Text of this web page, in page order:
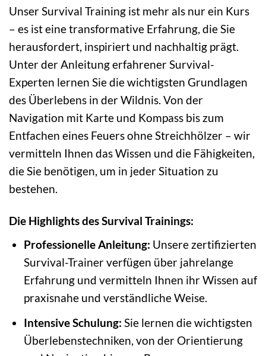
Unser Survival Training ist mehr als nur ein Kurs
– es ist eine transformative Erfahrung, die Sie
herausfordert, inspiriert und nachhaltig prägt.
Unter der Anleitung erfahrener Survival-
Experten lernen Sie die wichtigsten Grundlagen
des Überlebens in der Wildnis. Von der
Navigation mit Karte und Kompass bis zum
Entfachen eines Feuers ohne Streichhölzer – wir
vermitteln Ihnen das Wissen und die Fähigkeiten,
die Sie benötigen, um in jeder Situation zu
bestehen.
Die Highlights des Survival Trainings:
Professionelle Anleitung: Unsere zertifizierten
Survival-Trainer verfügen über jahrelange
Erfahrung und vermitteln Ihnen ihr Wissen auf
praxisnahe und verständliche Weise.
Intensive Schulung: Sie lernen die wichtigsten
Überlebenstechniken, von der Orientierung